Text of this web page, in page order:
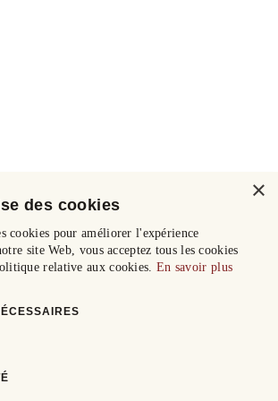
×
des cookies
cookies pour améliorer l'expérience
site Web, vous acceptez tous les cookies
relative aux cookies. En savoir plus